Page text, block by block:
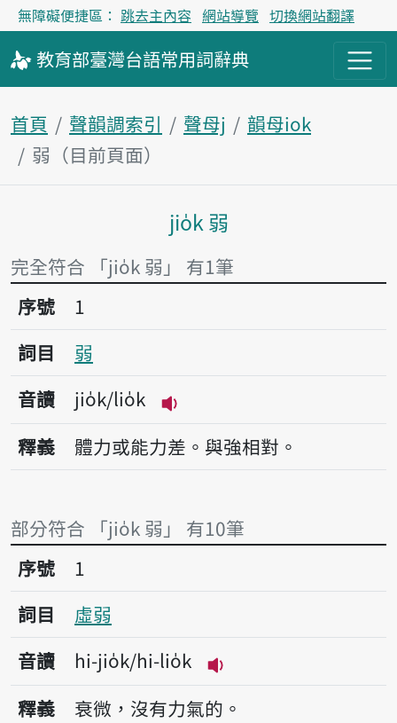
無障礙便捷區： 跳去主內容 網站導覽 切換網站翻譯
教育部臺灣台語常用詞辭典
首頁 聲韻調索引 聲母j
韻母iok
弱（目前頁面）
主內容區塊
jio̍k 弱
完全符合 「jio̍k 弱」 有1筆
序號1弱
序號
1
詞目
弱
音讀
jio̍k/lio̍k
播放音讀jio̍k/lio̍k
釋義 體力或能力差。與強相對。
部分符合 「jio̍k 弱」 有10筆
序號1虛弱
序號
1
詞目
虛弱
音讀
hi-jio̍k/hi-lio̍k
播放音讀hi-jio̍k/hi-
釋義
衰微，沒有力氣的。